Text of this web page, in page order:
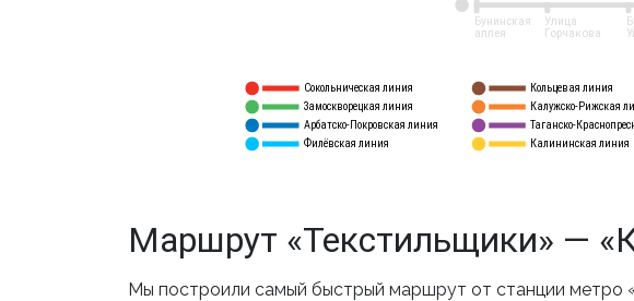
Сокольническая линия
Замоскворецкая линия
Арбатско-Покровская линия
Филёвская линия
Кольцевая линия
Калужско-Рижская
Таганско-
Калининская линия
Улица
Горчакова
Бунинская
аллея
Маршрут «Текстильщики» —
Мы построили самый быстрый маршрут от станции метро